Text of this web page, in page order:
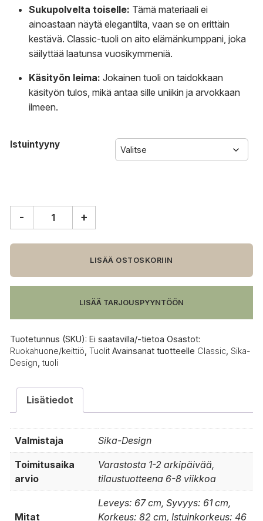
Sukupolvelta toiselle: Tämä materiaali ei
ainoastaan näytä elegantilta, vaan se on erittäin
kestävä. Classic-tuoli on aito elämänkumppani, joka
säilyttää laatunsa vuosikymmeniä.
Käsityön leima: Jokainen tuoli on taidokkaan
käsityön tulos, mikä antaa sille uniikin ja arvokkaan
ilmeen.
Istuintyyny
Classic
määrä
- +
LISÄÄ OSTOSKORIIN
LISÄÄ TARJOUSPYYNTÖÖN
Tuotetunnus (SKU): Ei saatavilla/-tietoa Osastot:
Ruokahuone/keittiö Tuolit Avainsanat tuotteelle Classic Sika-
Design ,tuoli
Lisätiedot
Valmistaja Sika-Design
Toimitusaika
arvio
Varastosta 1-2 arkipäivää,
tilaustuotteena 6-8 viikkoa
Mitat
Leveys: 67 cm, Syvyys: 61 cm,
Korkeus: 82 cm, Istuinkorkeus: 46